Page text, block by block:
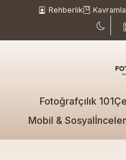
Rehberlik
Fotoğrafçılık 101
Mobil & Sosyal